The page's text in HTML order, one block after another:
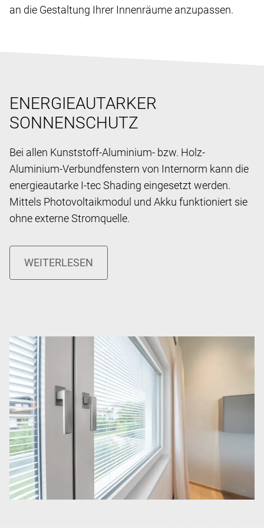
an die Gestaltung Ihrer Innenräume anzupassen.
ENERGIEAUTARKER
SONNENSCHUTZ
Bei allen Kunststoff-Aluminium- bzw. Holz-
Aluminium-Verbundfenstern von Internorm kann die
energieautarke I-tec Shading eingesetzt werden.
Mittels Photovoltaikmodul und Akku funktioniert sie
ohne externe Stromquelle.